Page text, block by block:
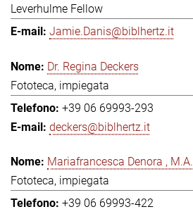
Leverhulme Fellow
Jamie.Danis@biblhertz.it
Dr. Regina Deckers
Fototeca, impiegata
+39 06 69993-293
deckers@biblhertz.it
Mariafrancesca Denora , M.A.
Fototeca, impiegata
+39 06 69993-422